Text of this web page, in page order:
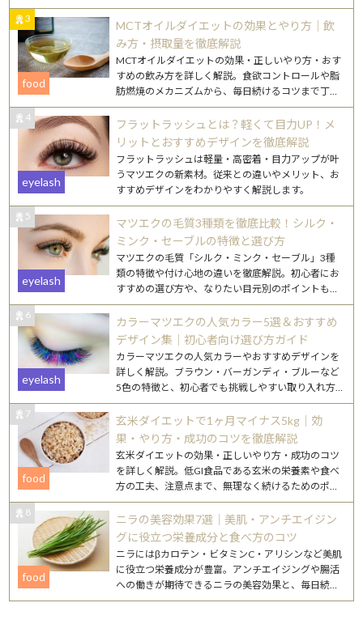
詳しく解説します。
3
MCTオイルダイエットの効果とやり方｜飲
み方・摂取量を徹底解説
food
MCTオイルダイエットの効果・正しいやり方・おす
すめの飲み方を詳しく解説。食欲コントロールや脂
肪燃焼のメカニズムから、毎日続けるコツまで丁寧
にご紹介します。
4
フラットラッシュとは？軽くて目力UP！メ
リットとおすすめデザインを徹底解説
eyelash
フラットラッシュは軽量・高密着・目力アップが叶
うマツエクの新素材。従来との違いやメリット、お
すすめデザインをわかりやすく解説します。
5
マツエクの毛質3種類を徹底比較！シルク・
ミンク・セーブルの特徴と選び方
eyelash
マツエクの毛質「シルク・ミンク・セーブル」3種
類の特徴や付け心地の違いを徹底解説。初心者にお
すすめの選び方や、なりたい目元別のポイントもご
紹介します。
6
カラーマツエクの人気カラー5選＆おすすめ
デザイン集｜初心者向け選び方ガイド
eyelash
カラーマツエクの人気カラーやおすすめデザインを
詳しく解説。ブラウン・バーガンディ・ブルーなど
5色の特徴と、初心者でも挑戦しやすい取り入れ方
を紹介します。
7
玄米ダイエットで1ヶ月マイナス5kg｜効
果・やり方・成功のコツを徹底解説
food
玄米ダイエットの効果・正しいやり方・成功のコツ
を詳しく解説。低GI食品である玄米の栄養素や食べ
方の工夫、注意点まで、無理なく続けるためのポイ
ントをまとめました。
8
ニラの美容効果7選｜美肌・アンチエイジン
グに役立つ栄養成分と食べ方のコツ
food
ニラにはβカロテン・ビタミンC・アリシンなど美肌
に役立つ栄養成分が豊富。アンチエイジングや腸活
への働きが期待できるニラの美容効果と、毎日続け
やすいレシピを詳しく紹介します。